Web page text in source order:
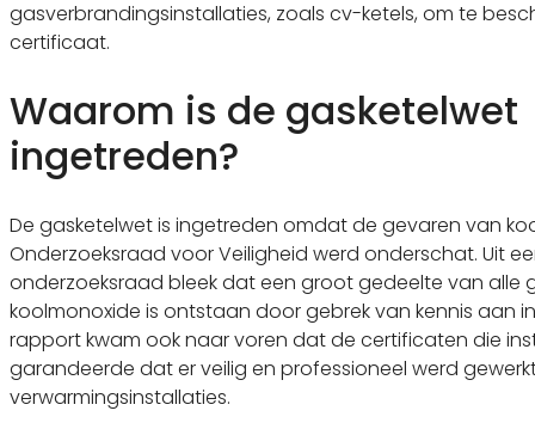
gasverbrandingsinstallaties, zoals cv-ketels, om te
certificaat.
Waarom is de gasketelwet
ingetreden?
De gasketelwet is ingetreden omdat de gevaren van
Onderzoeksraad voor Veiligheid werd onderschat. Uit
onderzoeksraad bleek dat een groot gedeelte van alle
koolmonoxide is ontstaan door gebrek van kennis aan
rapport kwam ook naar voren dat de certificaten die
garandeerde dat er veilig en professioneel werd
verwarmingsinstallaties.